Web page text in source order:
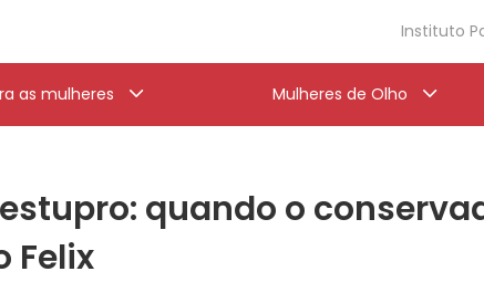
Instituto
as mulheres Mulheres de Olho
quando o
Felix